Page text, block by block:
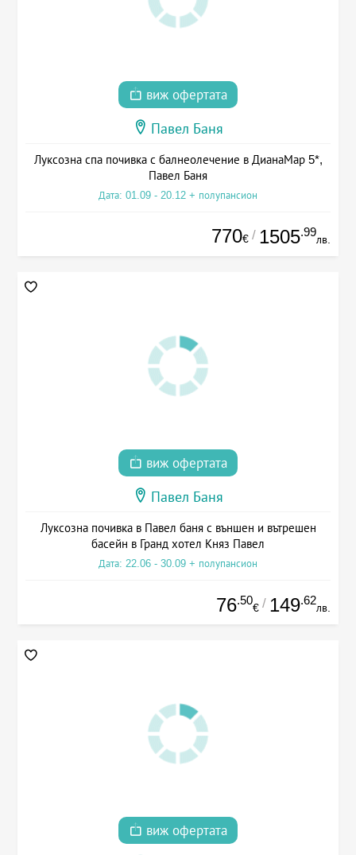
виж офертата
Павел Баня
Луксозна спа почивка с балнеолечение в ДианаМар 5*,
Павел Баня
Дата: 01.09 - 20.12 + полупансион
770€ / 1505.99
лв.
виж офертата
Павел Баня
Луксозна почивка в Павел баня с външен и вътрешен
басейн в Гранд хотел Княз Павел
Дата: 22.06 - 30.09 + полупансион
76.50
€ / 149.62
лв.
виж офертата